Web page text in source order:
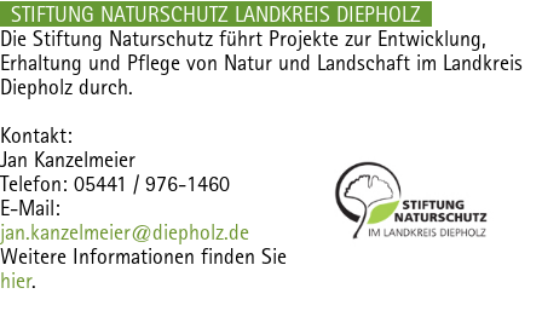
STIFTUNG NATURSCHUTZ LANDKREIS DIEPHOLZ
Die Stiftung Naturschutz führt Projekte zur Entwicklung,
Erhaltung und Pflege von Natur und Landschaft im Landkreis
Diepholz durch.
Kontakt:
Jan Kanzelmeier
Telefon: 05441 / 976-1460
E-Mail:
jan.kanzelmeier@diepholz.de
Weitere Informationen finden Sie
hier.